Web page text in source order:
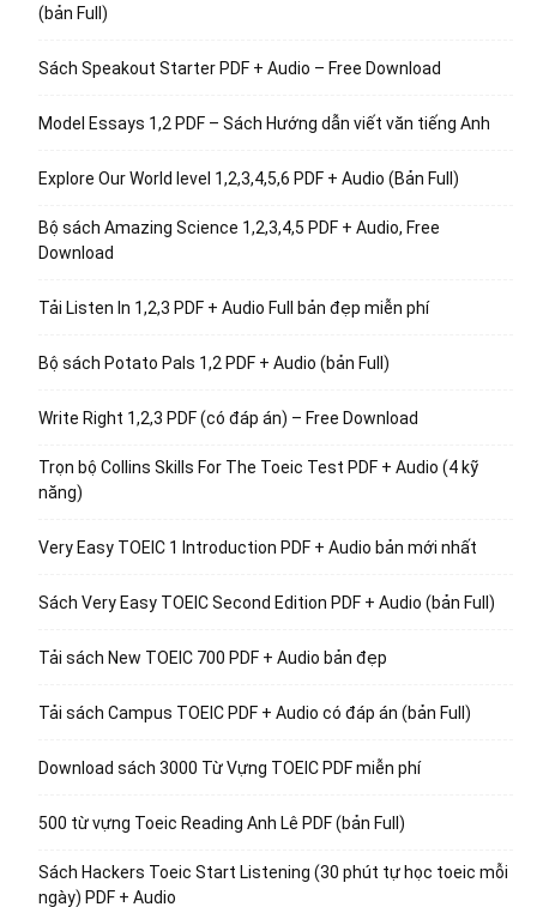
(bản Full)
Sách Speakout Starter PDF + Audio – Free Download
Model Essays 1,2 PDF – Sách Hướng dẫn viết văn tiếng Anh
Explore Our World level 1,2,3,4,5,6 PDF + Audio (Bản Full)
Bộ sách Amazing Science 1,2,3,4,5 PDF + Audio, Free
Download
Tải Listen In 1,2,3 PDF + Audio Full bản đẹp miễn phí
Bộ sách Potato Pals 1,2 PDF + Audio (bản Full)
Write Right 1,2,3 PDF (có đáp án) – Free Download
Trọn bộ Collins Skills For The Toeic Test PDF + Audio (4 kỹ
năng)
Very Easy TOEIC 1 Introduction PDF + Audio bản mới nhất
Sách Very Easy TOEIC Second Edition PDF + Audio (bản Full)
Tải sách New TOEIC 700 PDF + Audio bản đẹp
Tải sách Campus TOEIC PDF + Audio có đáp án (bản Full)
Download sách 3000 Từ Vựng TOEIC PDF miễn phí
500 từ vựng Toeic Reading Anh Lê PDF (bản Full)
Sách Hackers Toeic Start Listening (30 phút tự học toeic mỗi
ngày) PDF + Audio